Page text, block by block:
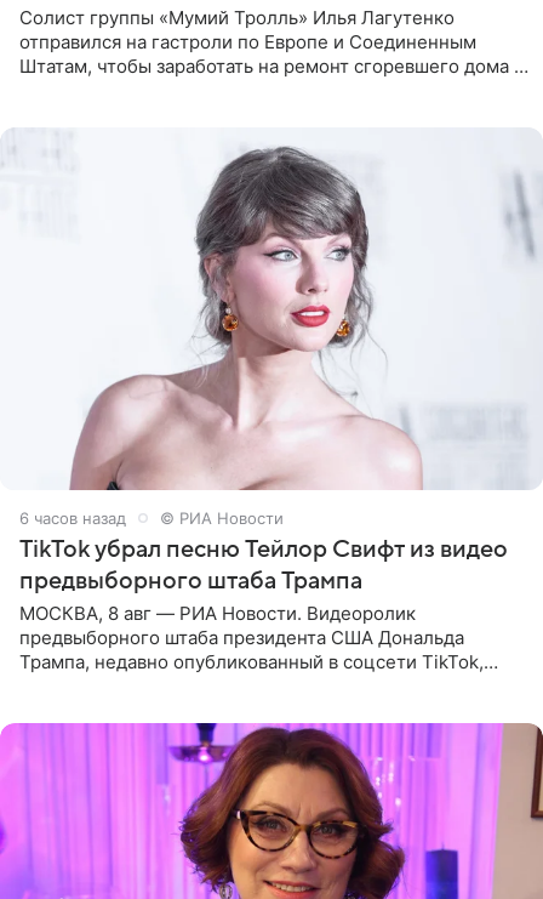
Солист группы «Мумий Тролль» Илья Лагутенко
отправился на гастроли по Европе и Соединенным
Штатам, чтобы заработать на ремонт сгоревшего дома в
6 часов назад © РИА Новости
TikTok убрал песню Тейлор Свифт из видео
предвыборного штаба Трампа
МОСКВА, 8 авг — РИА Новости. Видеоролик
предвыборного штаба президента США Дональда
Трампа, недавно опубликованный в соцсети TikTok,